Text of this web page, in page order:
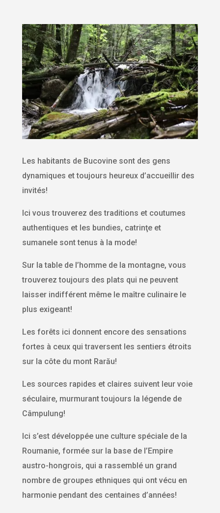
Les habitants de Bucovine sont des gens
dynamiques et toujours heureux d’accueillir des
invités!
Ici vous trouverez des traditions et coutumes
authentiques et les bundies, catrinţe et
sumanele sont tenus à la mode!
Sur la table de l’homme de la montagne, vous
trouverez toujours des plats qui ne peuvent
laisser indifférent même le maître culinaire le
plus exigeant!
Les forêts ici donnent encore des sensations
fortes à ceux qui traversent les sentiers étroits
sur la côte du mont Rarău!
Les sources rapides et claires suivent leur voie
séculaire, murmurant toujours la légende de
Câmpulung!
Ici s’est développée une culture spéciale de la
Roumanie, formée sur la base de l’Empire
austro-hongrois, qui a rassemblé un grand
nombre de groupes ethniques qui ont vécu en
harmonie pendant des centaines d’années!